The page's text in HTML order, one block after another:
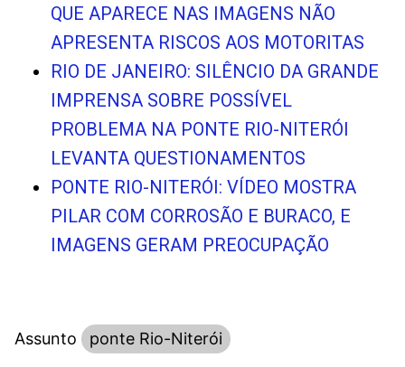
QUE APARECE NAS IMAGENS NÃO
APRESENTA RISCOS AOS MOTORITAS
RIO DE JANEIRO: SILÊNCIO DA GRANDE
IMPRENSA SOBRE POSSÍVEL
PROBLEMA NA PONTE RIO-NITERÓI
LEVANTA QUESTIONAMENTOS
PONTE RIO-NITERÓI: VÍDEO MOSTRA
PILAR COM CORROSÃO E BURACO, E
IMAGENS GERAM PREOCUPAÇÃO
Assunto ponte Rio-Niterói